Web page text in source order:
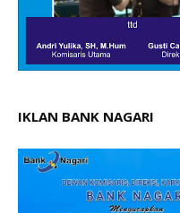
IKLAN BANK NAGARI